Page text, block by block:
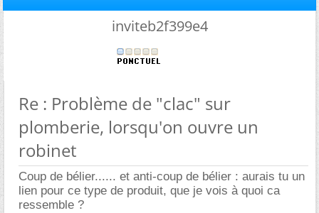
inviteb2f399e4
Re : Problème de "clac" sur
plomberie, lorsqu'on ouvre un
robinet
Coup de bélier...... et anti-coup de bélier : aurais tu un
lien pour ce type de produit, que je vois à quoi ca
ressemble ?